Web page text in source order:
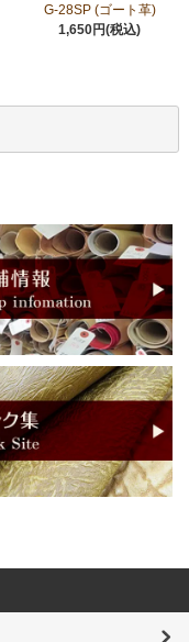
G-28SP (ゴート革)
1,650円(税込)